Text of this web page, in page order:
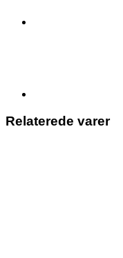
Relaterede varer